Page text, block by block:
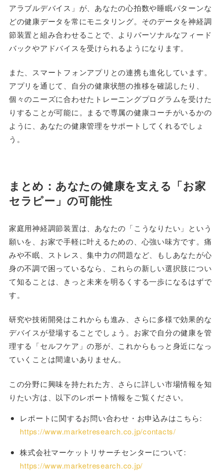
アラブルデバイス」が、あなたの心拍数や睡眠パターンな
どの健康データを常にモニタリング。そのデータを神経調
節装置と組み合わせることで、よりパーソナルなフィード
バックやアドバイスを受けられるようになります。
また、スマートフォンアプリとの連携も進化しています。
アプリを通じて、自分の健康状態の推移を確認したり、
個々のニーズに合わせたトレーニングプログラムを受けた
りすることが可能に。まるで専属の健康コーチがいるかの
ように、あなたの健康管理をサポートしてくれるでしょ
う。
まとめ：あなたの健康を支える「お家
セラピー」の可能性
家庭用神経調節装置は、あなたの「こうなりたい」という
願いを、お家で手軽に叶えるための、心強い味方です。痛
みや不眠、ストレス、集中力の問題など、もしあなたが心
身の不調で困っているなら、これらの新しい選択肢につい
て知ることは、きっと未来を明るくする一歩になるはずで
す。
研究や技術開発はこれからも進み、さらに多様で効果的な
デバイスが登場することでしょう。お家で自分の健康を管
理する「セルフケア」の形が、これからもっと身近になっ
ていくことは間違いありません。
この分野に興味を持たれた方、さらに詳しい市場情報を知
りたい方は、以下のレポート情報をご覧ください。
レポートに関するお問い合わせ・お申込みはこちら:
https://www.marketresearch.co.jp/contacts/
株式会社マーケットリサーチセンターについて:
https://www.marketresearch.co.jp/